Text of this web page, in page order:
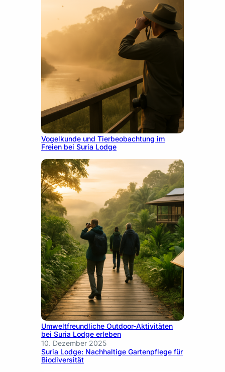
10. Dezember 2025
Vogelkunde und Tierbeobachtung im
Freien bei Suria Lodge
10. Dezember 2025
Umweltfreundliche Outdoor-Aktivitäten
bei Suria Lodge erleben
10. Dezember 2025
Suria Lodge: Nachhaltige Gartenpflege für
Biodiversität